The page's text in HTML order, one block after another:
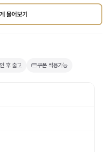
물어보기
후 출고 쿠폰 적용가능